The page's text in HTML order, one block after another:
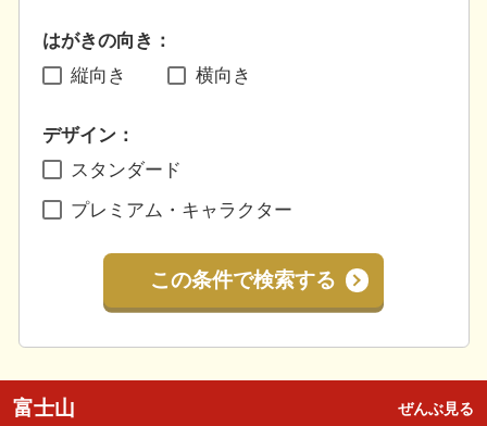
はがきの向き：
縦向き
横向き
デザイン：
スタンダード
プレミアム・キャラクター
この条件で検索する
富士山 ぜんぶ見る